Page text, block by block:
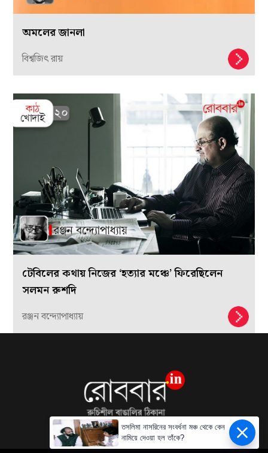
অমলের জানলা
বিশ্বজিৎ রায়
টেবিলের কথায় নিজের ‘হত্যার মঞ্চে’ ফিরেছিলেন
সলমন রুশদি
রঞ্জন বন্দ্যোপাধ্যায়
তসলিমা নাসরিনের সংবর্ধনা মঞ্চ থেকে কেন
নামিয়ে দেওয়া হল তাঁকে?